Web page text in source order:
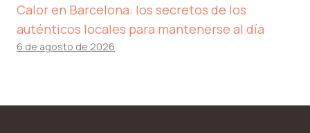
Calor en Barcelona: los secretos de los
auténticos locales para mantenerse al día
6 de agosto de 2026